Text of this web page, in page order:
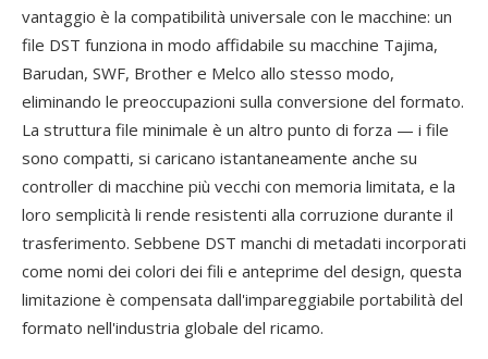
vantaggio è la compatibilità universale con le macchine: un
file DST funziona in modo affidabile su macchine Tajima,
Barudan, SWF, Brother e Melco allo stesso modo,
eliminando le preoccupazioni sulla conversione del formato.
La struttura file minimale è un altro punto di forza — i file
sono compatti, si caricano istantaneamente anche su
controller di macchine più vecchi con memoria limitata, e la
loro semplicità li rende resistenti alla corruzione durante il
trasferimento. Sebbene DST manchi di metadati incorporati
come nomi dei colori dei fili e anteprime del design, questa
limitazione è compensata dall'impareggiabile portabilità del
formato nell'industria globale del ricamo.